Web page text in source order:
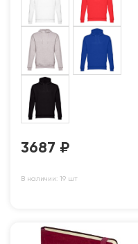
3687 ₽
В наличии: 19 шт